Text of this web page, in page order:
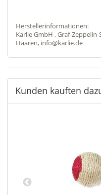
Herstellerinformationen:
Karlie GmbH , Graf-
Haaren, info@karlie.de
Kunden kauften